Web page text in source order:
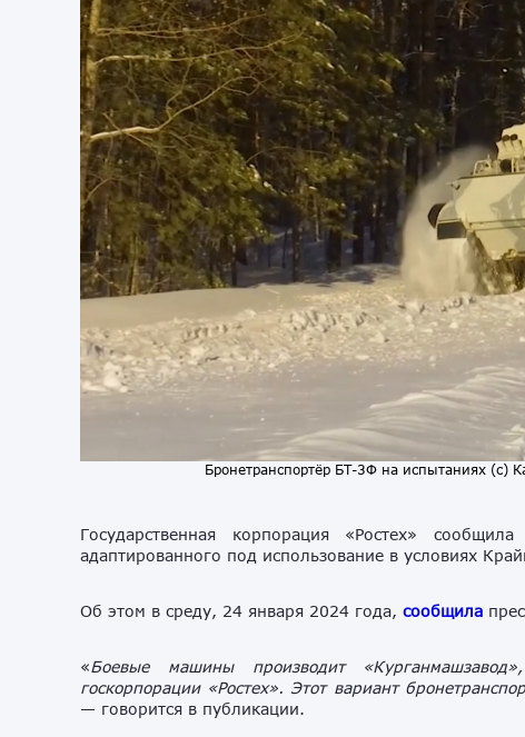
Бронетранспортёр БТ-3Ф на испытаниях (с)
Государственная корпорация «Ростех»
адаптированного под использование в условиях
Об этом в среду, 24 января 2024 года, сообщила
«Боевые машины производит
госкорпорации «Ростех». Этот вариант
— говорится в публикации.